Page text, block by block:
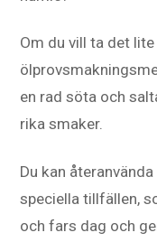
Om du vill ta det
en rad söta och
rika smaker.
Du kan
speciella tillfällen,
och fars dag och